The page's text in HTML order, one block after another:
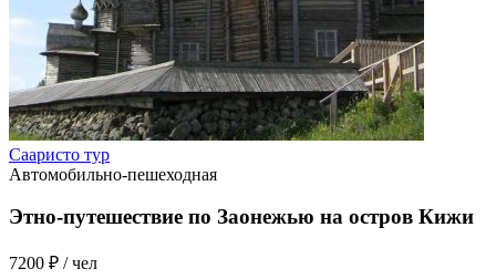
Сааристо тур
Автомобильно-пешеходная
Этно-путешествие по Заонежью на остров Кижи
7200 ₽ / чел